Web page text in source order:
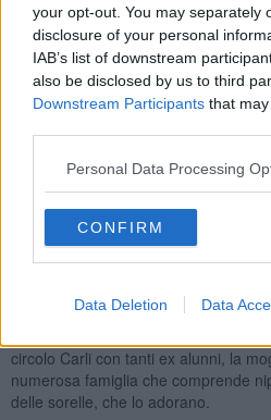
your opt-out. You may separately
disclosure of your personal
IAB’s list of downstream
also be disclosed by us to third
Downstream Participants that
Personal Data Processing
CONFIRM
Data Deletion Data
Tanti hanno continuato ad andarlo a
stata persino organizzata una festa
Francesco ha anche impartito per
scritto un bel libro di poesie ed è
soprattutto nel suo quartiere, il
persone a conseguire il diploma di
Adesso le sue uscite sono
arrabbiato per la situazione mondiale.
circolo Carli con tanti ex alunni, la
numerosa famiglia che comprende
delle sorelle, che lo adorano.